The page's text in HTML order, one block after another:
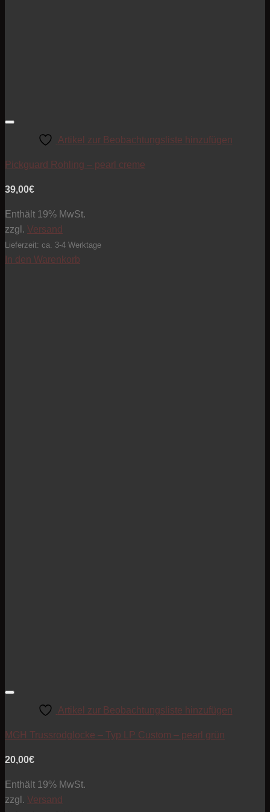
Artikel zur Beobachtungsliste hinzufügen
Pickguard Rohling – pearl creme
39,00€
Enthält 19% MwSt.
zzgl. Versand
Lieferzeit: ca. 3-4 Werktage
In den Warenkorb
Artikel zur Beobachtungsliste hinzufügen
MGH Trussrodglocke – Typ LP Custom – pearl grün
20,00€
Enthält 19% MwSt.
zzgl. Versand